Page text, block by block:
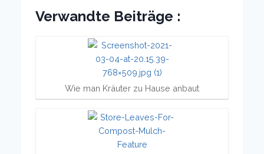
Verwandte Beiträge :
Wie man Kräuter zu Hause anbaut